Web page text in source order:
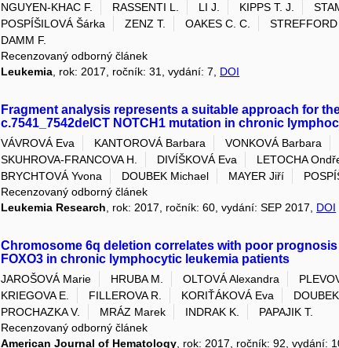
NGUYEN-KHAC F.
RASSENTI L. LI J. KIPPS T. J.
POSPÍŠILOVÁ Šárka
ZENZ T. OAKES C. C. STREFFORD
DAMM F.
Recenzovaný odborný článek
Leukemia, rok: 2017, ročník: 31, vydání: 7, DOI
Fragment analysis represents a suitable approach for
c.7541_7542delCT NOTCH1 mutation in chronic
VÁVROVÁ Eva KANTOROVÁ Barbara VONKOVÁ Barbara
SKUHROVA-FRANCOVA H.
DIVÍŠKOVÁ Eva LETOCHA
BRYCHTOVÁ Yvona
DOUBEK Michael MAYER Jiří
Recenzovaný odborný článek
Leukemia Research, rok: 2017, ročník: 60, vydání: SEP 2017, DOI
Chromosome 6q deletion correlates with poor
FOXO3 in chronic lymphocytic leukemia patients
JAROŠOVÁ Marie HRUBA M. OLTOVÁ Alexandra
KRIEGOVA E.
FILLEROVA R. KORIŤÁKOVÁ Eva
PROCHAZKA V.
MRÁZ Marek INDRAK K.
PAPAJIK T.
Recenzovaný odborný článek
American Journal of Hematology , rok: 2017, ročník: 92, vydání: